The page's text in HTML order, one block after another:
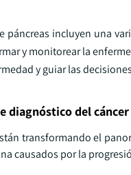
páncreas incluyen una
y monitorear la
y guiar las
diagnóstico del cáncer
transformando el
causados por la